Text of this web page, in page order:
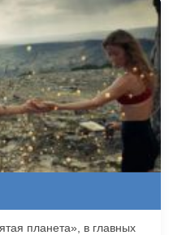
планета», в главных